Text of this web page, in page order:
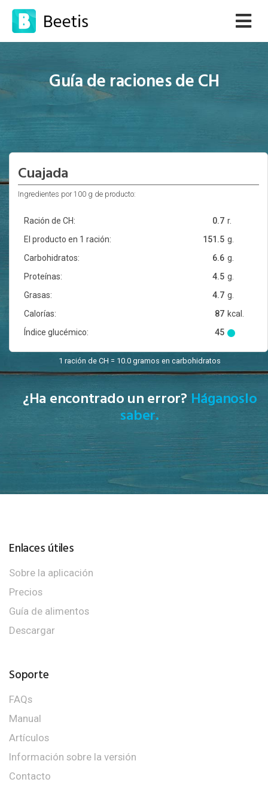
Guía de raciones de CH
Cuajada
Ingredientes por 100 g de producto:
Ración de CH: r.
0.7
El producto en 1 ración:
g.
151.5
Carbohidratos:
g.
6.6
Proteínas:
g.
4.5
Grasas:
g.
4.7
Calorías:
kcal.
87
Índice glucémico:
45
1 ración de CH = 10.0 gramos en carbohidratos
¿Ha encontrado un error? Háganoslo
saber.
Enlaces útiles
Sobre la aplicación
Precios
Guía de alimentos
Descargar
Soporte
FAQs
Manual
Artículos
Información sobre la versión
Contacto